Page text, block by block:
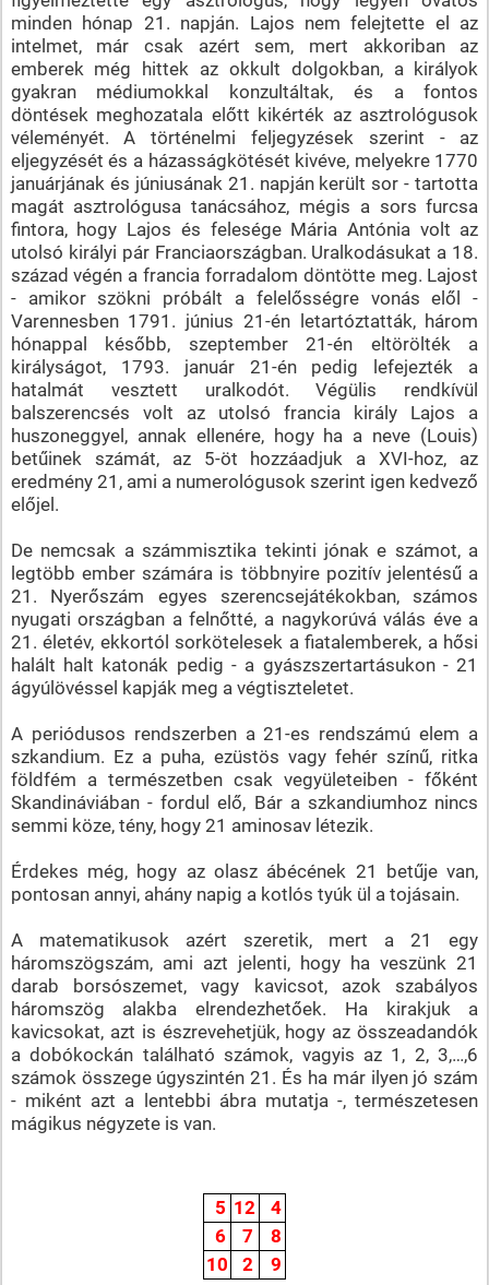
minden hónap 21. napján. Lajos nem felejtette el az
intelmet, már csak azért sem, mert akkoriban az
emberek még hittek az okkult dolgokban, a királyok
gyakran médiumokkal konzultáltak, és a fontos
döntések meghozatala előtt kikérték az asztrológusok
véleményét. A történelmi feljegyzések szerint - az
eljegyzését és a házasságkötését kivéve, melyekre 1770
januárjának és júniusának 21. napján került sor - tartotta
magát asztrológusa tanácsához, mégis a sors furcsa
fintora, hogy Lajos és felesége Mária Antónia volt az
utolsó királyi pár Franciaországban. Uralkodásukat a 18.
század végén a francia forradalom döntötte meg. Lajost
- amikor szökni próbált a felelősségre vonás elől -
Varennesben 1791. június 21-én letartóztatták, három
hónappal később, szeptember 21-én eltörölték a
királyságot, 1793. január 21-én pedig lefejezték a
hatalmát vesztett uralkodót. Végülis rendkívül
balszerencsés volt az utolsó francia király Lajos a
huszoneggyel, annak ellenére, hogy ha a neve (Louis)
betűinek számát, az 5-öt hozzáadjuk a XVI-hoz, az
eredmény 21, ami a numerológusok szerint igen kedvező
előjel.
De nemcsak a számmisztika tekinti jónak e számot, a
legtöbb ember számára is többnyire pozitív jelentésű a
21. Nyerőszám egyes szerencsejátékokban, számos
nyugati országban a felnőtté, a nagykorúvá válás éve a
21. életév, ekkortól sorkötelesek a fiatalemberek, a hősi
halált halt katonák pedig - a gyászszertartásukon - 21
ágyúlövéssel kapják meg a végtiszteletet.
A periódusos rendszerben a 21-es rendszámú elem a
szkandium. Ez a puha, ezüstös vagy fehér színű, ritka
földfém a természetben csak vegyületeiben - főként
Skandináviában - fordul elő, Bár a szkandiumhoz nincs
semmi köze, tény, hogy 21 aminosav létezik.
Érdekes még, hogy az olasz ábécének 21 betűje van,
pontosan annyi, ahány napig a kotlós tyúk ül a tojásain.
A matematikusok azért szeretik, mert a 21 egy
háromszögszám, ami azt jelenti, hogy ha veszünk 21
darab borsószemet, vagy kavicsot, azok szabályos
háromszög alakba elrendezhetőek. Ha kirakjuk a
kavicsokat, azt is észrevehetjük, hogy az összeadandók
a dobókockán található számok, vagyis az 1, 2, 3,…,6
számok összege úgyszintén 21. És ha már ilyen jó szám
- miként azt a lentebbi ábra mutatja -, természetesen
mágikus négyzete is van.
5 12
4
6
7
8
10
2 9